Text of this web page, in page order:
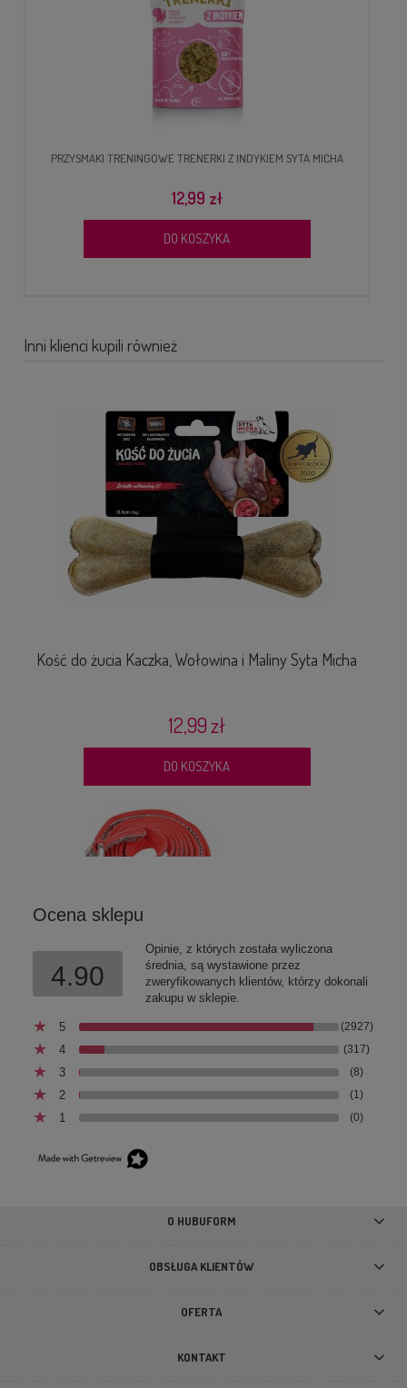
PRZYSMAKI TRENINGOWE TRENERKI Z INDYKIEM SYTA MICHA
12,99 zł
DO KOSZYKA
VET PROTECTOR® GASTRO MAŚLAN 60ML PREPARAT
WSPIERAJĄCY FUNKCJONOWANIE PRZEWODU POKARMOWEGO
DLA PSA I KOTA
Inni klienci kupili również
Kość do żucia Kaczka, Wołowina i Maliny Syta Micha
12,99 zł
DO KOSZYKA
smycz Puppia Blake
Ocena sklepu
4.90
Opinie, z których została wyliczona
średnia, są wystawione przez
zweryfikowanych klientów, którzy dokonali
zakupu w sklepie.
5 (2927)
4 (317)
3 (8)
2 (1)
1 (0)
O HUBUFORM
OBSŁUGA KLIENTÓW
OFERTA
KONTAKT